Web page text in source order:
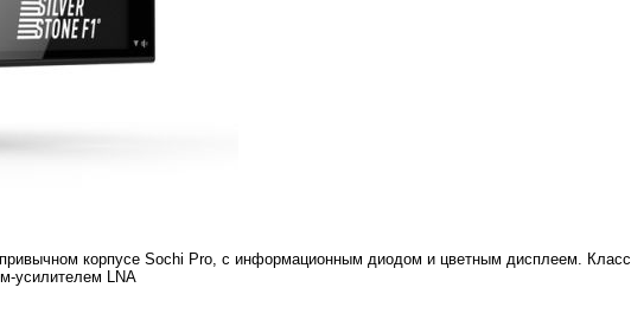
корпусе Sochi Pro, с информационным диодом и цветным дисплеем.
усилителем LNA